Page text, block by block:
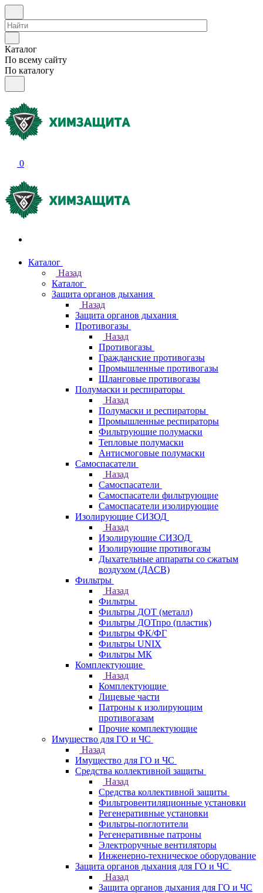
Каталог
По всему сайту
По каталогу
0
Каталог
Назад
Каталог
Защита органов дыхания
Назад
Защита органов дыхания
Противогазы
Назад
Противогазы
Гражданские противогазы
Промышленные противогазы
Шланговые противогазы
Полумаски и респираторы
Назад
Полумаски и респираторы
Промышленные респираторы
Фильтрующие полумаски
Тепловые полумаски
Антисмоговые полумаски
Самоспасатели
Назад
Самоспасатели
Самоспасатели фильтрующие
Самоспасатели изолирующие
Изолирующие СИЗОД
Назад
Изолирующие СИЗОД
Изолирующие противогазы
Дыхательные аппараты со сжатым
воздухом (ДАСВ)
Фильтры
Назад
Фильтры
Фильтры ДОТ (металл)
Фильтры ДОТпро (пластик)
Фильтры ФК/ФГ
Фильтры UNIX
Фильтры МК
Комплектующие
Назад
Комплектующие
Лицевые части
Патроны к изолирующим
противогазам
Прочие комплектующие
Имущество для ГО и ЧС
Назад
Имущество для ГО и ЧС
Средства коллективной защиты
Назад
Средства коллективной защиты
Фильтровентиляционные установки
Регенеративные установки
Фильтры-поглотители
Регенеративные патроны
Электроручные вентиляторы
Инженерно-техническое оборудование
Защита органов дыхания для ГО и ЧС
Назад
Защита органов дыхания для ГО и ЧС